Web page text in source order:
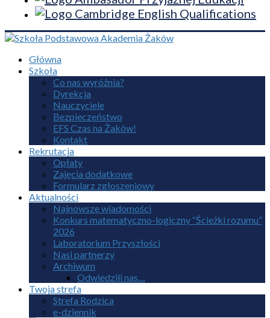
Główna
Szkoła
Co nas wyróżnia?
Dyrekcja
Nauczyciele
Bezpieczeństwo
EFS Czas na Żaków!
Kontakt
Rekrutacja
Opłaty
Zajęcia dodatkowe
Formularz zgłoszeniowy
Aktualności
Najnowsze wiadomości
Konkurs matematyczno-logiczny “Ścieżki rozumu”
2026
Laboratorium Przyszłości
Nasi partnerzy
Archiwum
Odwiedzili nas…
Twoja strefa
Strefa Rodzica
e-dziennik